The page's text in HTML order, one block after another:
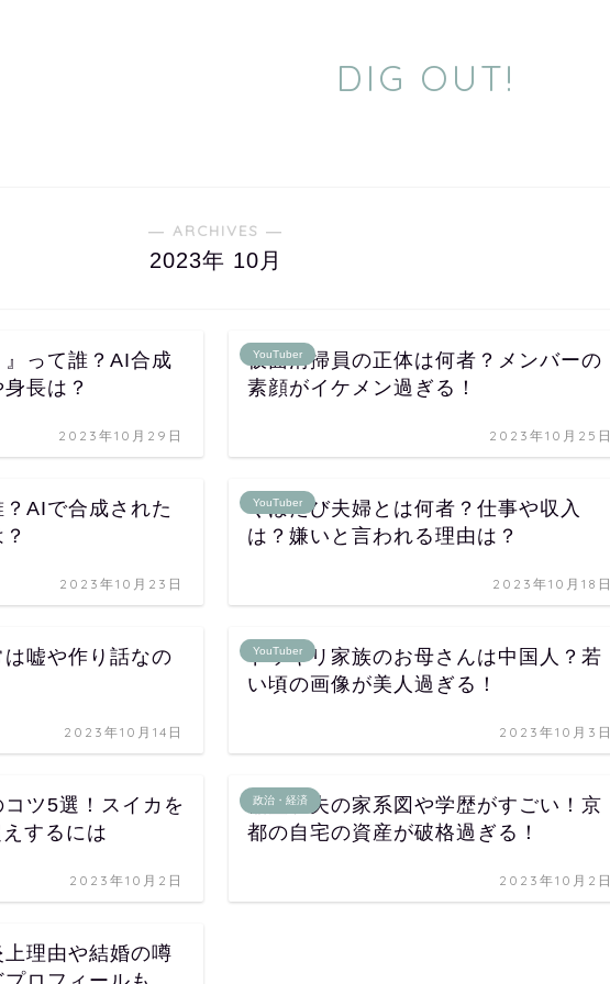
DIG OUT!
― ARCHIVES ―
2023年 10月
って誰？AI合成
長は？
2023年10月29日
YouTuber
仮面清掃員の正体は何者？メンバーの
素顔がイケメン過ぎる！
2023年10月25日
AIで合成された
2023年10月23日
YouTuber
くぼたび夫婦とは何者？仕事や収入
は？嫌いと言われる理由は？
2023年10月18日
嘘や作り話なの
2023年10月14日
YouTuber
ドッキリ家族のお母さんは中国人？若
い頃の画像が美人過ぎる！
2023年10月3日
ツ5選！スイカを
するには
2023年10月2日
政治・経済
稲盛和夫の家系図や学歴がすごい！京
都の自宅の資産が破格過ぎる！
2023年10月2日
理由や結婚の噂